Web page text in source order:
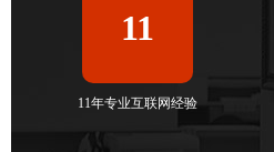
11
11年专业互联网经验